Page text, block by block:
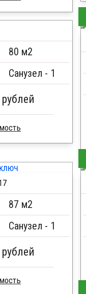
80 м2
Санузел - 1
рублей
87 м2
Санузел - 1
рублей